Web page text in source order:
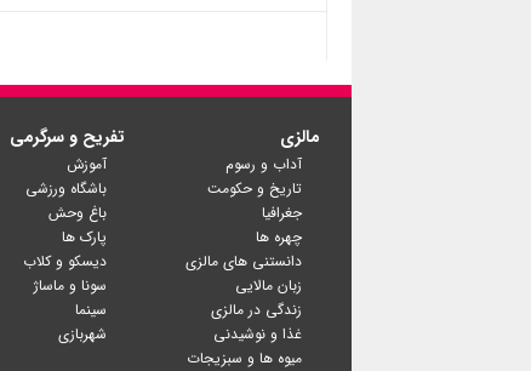
مالزی
آداب و رسوم
تاریخ و حکومت
جغرافیا
چهره ها
دانستنی های مالزی
زبان مالایی
زندگی در مالزی
غذا و نوشیدنی
میوه ها و سبزیجات
تفریح و سرگرمی
آموزش
باشگاه ورزشی
باغ وحش
پارک ها
دیسکو و کلاب
سونا و ماساژ
سینما
شهربازی